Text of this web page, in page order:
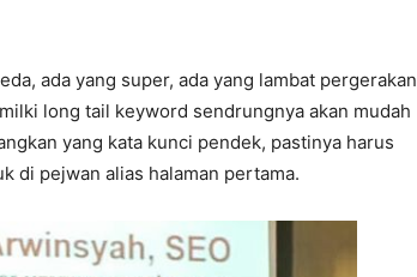
ada yang super, ada yang lambat pergerakan
long tail keyword sendrungnya akan mudah
yang kata kunci pendek, pastinya harus
di pejwan alias halaman pertama.